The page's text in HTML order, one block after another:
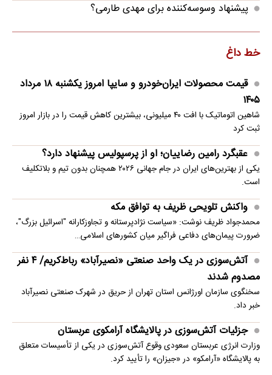
پیشنهاد وسوسه‌کننده برای مهدی طارمی؟
خط داغ
قیمت محصولات ایران‌خودرو و سایپا امروز یکشنبه ۱۸ مرداد
۱۴۰۵
شاهین اتوماتیک با افت ۴۰ میلیونی، بیشترین کاهش قیمت را در بازار امروز
ثبت کرد
عقبگرد رامین رضاییان؛ او از پرسپولیس پیشنهاد دارد؟
یکی از بهترین‌های ایران در جام جهانی ۲۰۲۶ همچنان بدون تیم و بلاتکلیف
است.
واکنش تلویحی ظریف به توافق مکه
محمدجواد ظریف نوشت: «سیاست نژادپرستانه و تجاوزکارانه "اسرائیل بزرگ"،
ضرورت پیمان‌های دفاعی فراگیر میان کشورهای اسلامی…
آتش‌سوزی در یک واحد صنعتی «نصیرآباد» رباط‌کریم/ ۴ نفر
مصدوم شدند
سخنگوی سازمان اورژانس استان تهران از حریق در شهرک صنعتی نصیرآباد
خبر داد.
جزئیات آتش‌سوزی در پالایشگاه آرامکوی عربستان
وزارت انرژی عربستان سعودی وقوع آتش‌سوزی در یکی از تأسیسات متعلق
به پالایشگاه «آرامکو» در «جیزان» را تأیید کرد.